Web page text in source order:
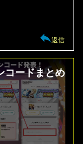
返信
コードまとめ